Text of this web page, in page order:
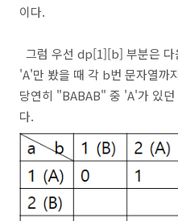
이다.
그럼 우선 dp[1][b] 부분은 다
'A'만 봤을 때 각 b번 문자열까
당연히 "BABAB" 중 'A'가 있던
다.